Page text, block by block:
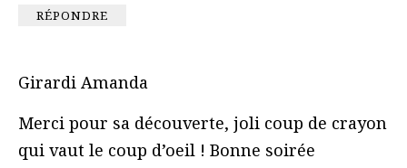
RÉPONDRE
Girardi Amanda
Merci pour sa découverte, joli coup de crayon
qui vaut le coup d’oeil ! Bonne soirée